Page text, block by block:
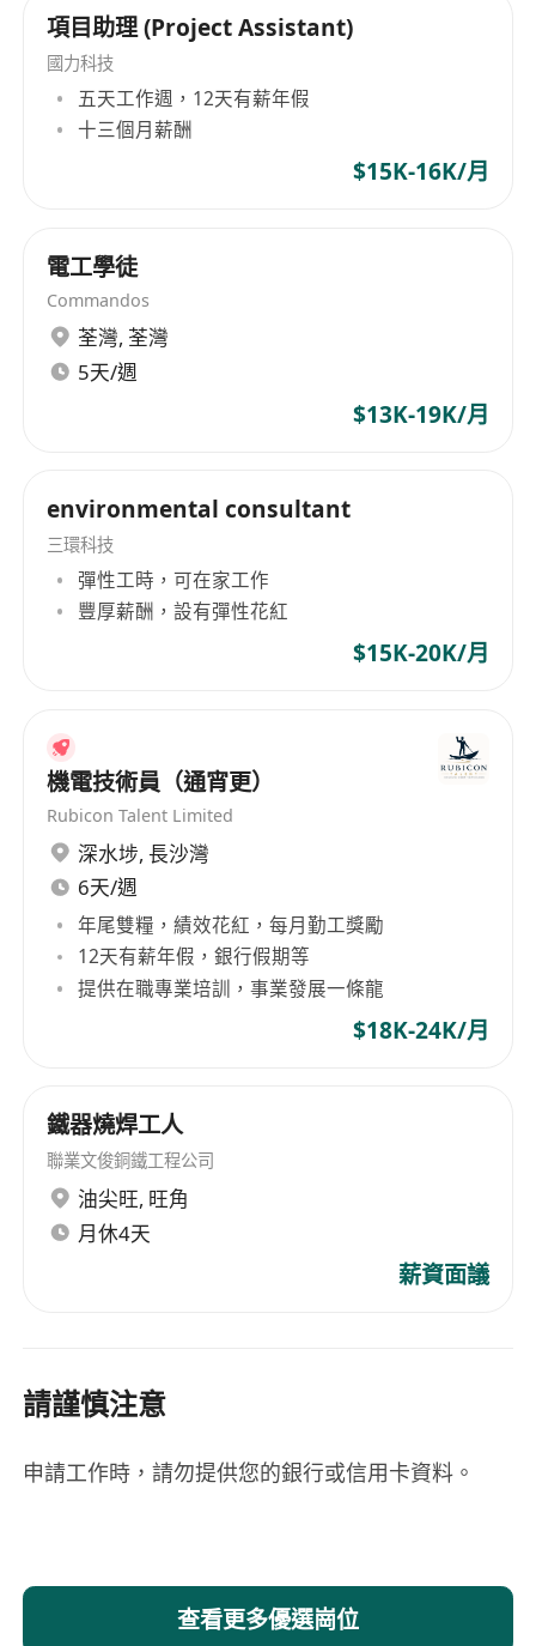
務記錄
5. 跟進客戶查詢及提供技術支援，提升客戶滿意度
申請要求：
• 具相關領域的學歷（VTC/其他學校工程、電子或
• 具良好的溝通能力及團隊合作精神。
• 對新技術充滿學習熱情，能獨立解決問題。
•熟悉 AutoCAD、Microsoft Office 或其他技術工具
者優先
如果你對建築自動化充滿熱情，歡迎加入我們的團
隊！
項目助理 (Project Assistant)
國力科技
五天工作週，12天有薪年假
十三個月薪酬
$15K-16K/月
電工學徒
Commandos
荃灣, 荃灣
5天/週
$13K-19K/月
environmental consultant
三環科技
彈性工時，可在家工作
豐厚薪酬，設有彈性花紅
$15K-20K/月
機電技術員（通宵更）
Rubicon Talent Limited
深水埗, 長沙灣
6天/週
年尾雙糧，績效花紅，每月勤工獎勵
12天有薪年假，銀行假期等
提供在職專業培訓，事業發展一條龍
$18K-24K/月
鐵器燒焊工人
聯業文俊銅鐵工程公司
油尖旺, 旺角
月休4天
薪資面議
請謹慎注意
申請工作時，請勿提供您的銀行或信用卡資料。
查看更多優選崗位